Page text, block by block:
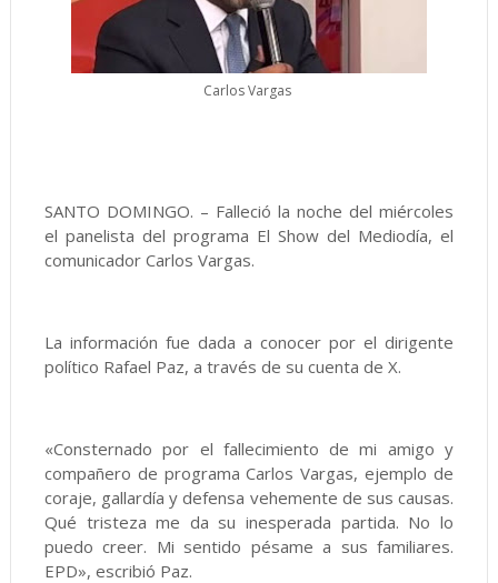
Carlos Vargas
SANTO DOMINGO. – Falleció la noche del miércoles
el panelista del programa El Show del Mediodía, el
comunicador Carlos Vargas.
La información fue dada a conocer por el dirigente
político Rafael Paz, a través de su cuenta de X.
«Consternado por el fallecimiento de mi amigo y
compañero de programa Carlos Vargas, ejemplo de
coraje, gallardía y defensa vehemente de sus causas.
Qué tristeza me da su inesperada partida. No lo
puedo creer. Mi sentido pésame a sus familiares.
EPD», escribió Paz.